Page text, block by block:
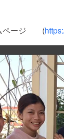
ムページ (